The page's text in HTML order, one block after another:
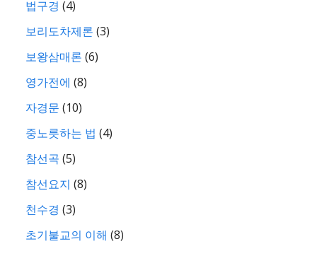
법구경 (4)
보리도차제론 (3)
보왕삼매론 (6)
영가전에 (8)
자경문 (10)
중노릇하는 법 (4)
참선곡 (5)
참선요지 (8)
천수경 (3)
초기불교의 이해 (8)